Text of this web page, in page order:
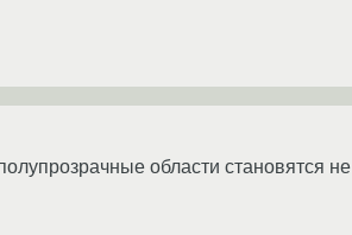
области становятся не